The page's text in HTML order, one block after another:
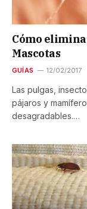
Cómo
Mascotas
GUÍAS 12/02/2017
Las pulgas,
pájaros y
desagradables.…